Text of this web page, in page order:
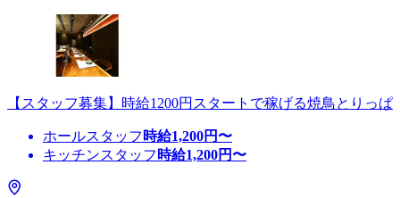
【スタッフ募集】時給1200円スタートで稼げる焼鳥とりっぱ
ホールスタッフ 時給1,200円〜
キッチンスタッフ 時給1,200円〜